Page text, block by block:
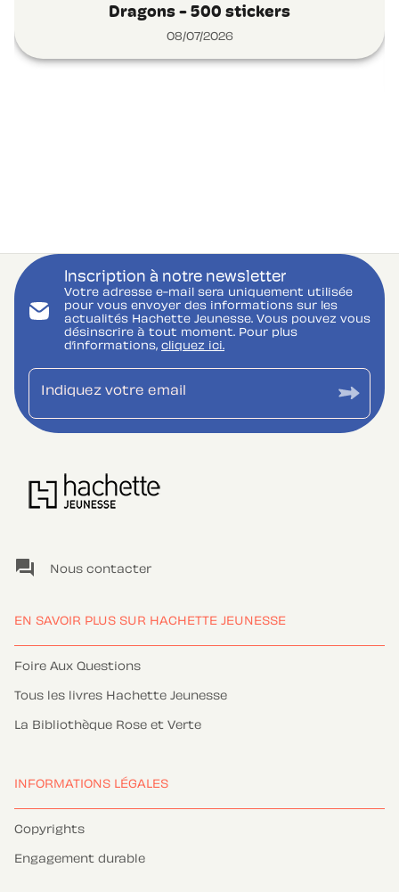
Dragons - 500 stickers
08/07/2026
Inscription à notre newsletter
Votre adresse e-mail sera uniquement utilisée
pour vous envoyer des informations sur les
actualités Hachette Jeunesse. Vous pouvez vous
désinscrire à tout moment. Pour plus
d’informations, cliquez ici.
Indiquez votre email
question_answer Nous contacter
EN SAVOIR PLUS SUR HACHETTE JEUNESSE
Foire Aux Questions
Tous les livres Hachette Jeunesse
La Bibliothèque Rose et Verte
INFORMATIONS LÉGALES
Copyrights
Engagement durable